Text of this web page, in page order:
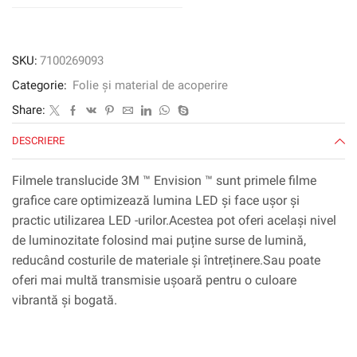
x
m
SKU: 7100269093
Categorie: Folie și material de acoperire
Share:
DESCRIERE
Filmele translucide 3M ™ Envision ™ sunt primele filme
grafice care optimizează lumina LED și face ușor și
practic utilizarea LED -urilor.Acestea pot oferi același nivel
de luminozitate folosind mai puține surse de lumină,
reducând costurile de materiale și întreținere.Sau poate
oferi mai multă transmisie ușoară pentru o culoare
vibrantă și bogată.